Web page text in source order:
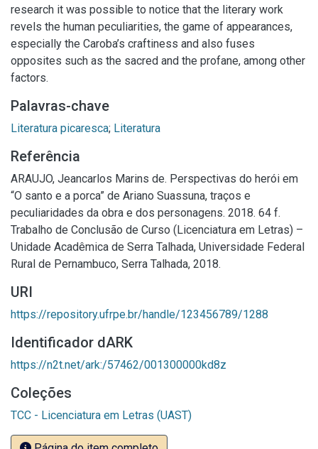
research it was possible to notice that the literary work
revels the human peculiarities, the game of appearances,
especially the Caroba’s craftiness and also fuses
opposites such as the sacred and the profane, among other
factors.
Palavras-chave
Literatura picaresca; Literatura
Referência
ARAUJO, Jeancarlos Marins de. Perspectivas do herói em
“O santo e a porca” de Ariano Suassuna, traços e
peculiaridades da obra e dos personagens. 2018. 64 f.
Trabalho de Conclusão de Curso (Licenciatura em Letras) –
Unidade Acadêmica de Serra Talhada, Universidade Federal
Rural de Pernambuco, Serra Talhada, 2018.
URI
https://repository.ufrpe.br/handle/123456789/1288
Identificador dARK
https://n2t.net/ark:/57462/001300000kd8z
Coleções
TCC - Licenciatura em Letras (UAST)